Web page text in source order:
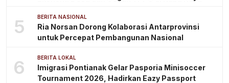
5 BERITA NASIONAL
Ria Norsan Dorong Kolaborasi Antarprovinsi
untuk Percepat Pembangunan Nasional
6 BERITA LOKAL
Imigrasi Pontianak Gelar Pasporia Minisoccer
Tournament 2026, Hadirkan Eazy Passport